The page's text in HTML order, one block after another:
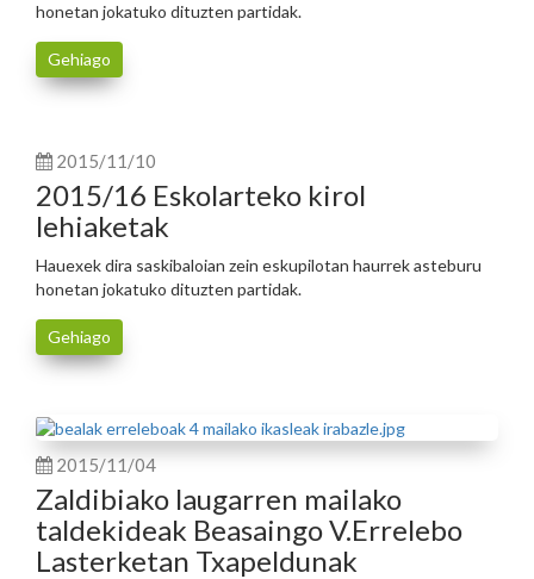
honetan jokatuko dituzten partidak.
Gehiago
2015/11/10
2015/16 Eskolarteko kirol
lehiaketak
Hauexek dira saskibaloian zein eskupilotan haurrek asteburu
honetan jokatuko dituzten partidak.
Gehiago
2015/11/04
Zaldibiako laugarren mailako
taldekideak Beasaingo V.Errelebo
Lasterketan Txapeldunak